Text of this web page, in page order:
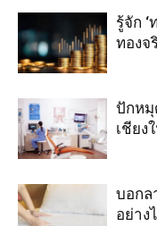
รู้จัก
ทองจ
ปักหมุ
เชียง
บอกล
อย่าง